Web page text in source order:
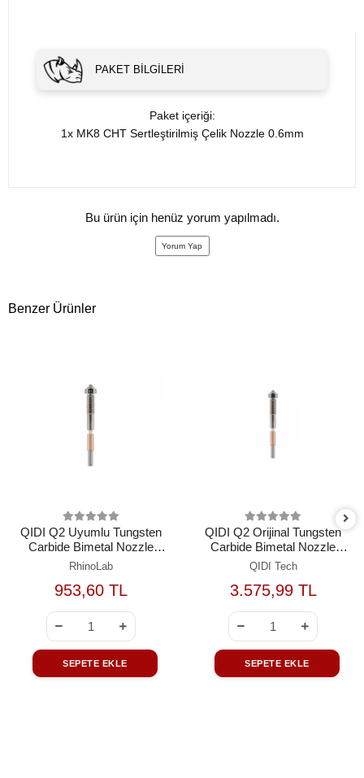
PAKET BILGILERI
Paket içeriği:
1x MK8 CHT Sertleştirilmiş Çelik Nozzle 0.6mm
Bu ürün için henüz yorum yapılmadı.
Yorum Yap
Benzer Ürünler
QIDI Q2 Uyumlu Tungsten
Carbide Bimetal Nozzle
0.8mm
RhinoLab
953,60 TL
SEPETE EKLE
QIDI Q2 Orijinal Tungsten
Carbide Bimetal Nozzle
0.8mm
QIDI Tech
3.575,99 TL
SEPETE EKLE